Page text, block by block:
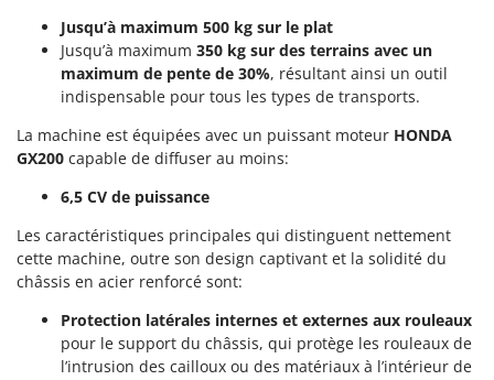
Nettoyeurs et Balais à vapeur
Nettoyeurs haute pression
Nettoyeurs tapis, moquettes et tapisseries
P
Peignes vibreurs et Secoueurs à olives
Pelles rétros pour tracteur
Perches Élagueuses
Pétrins à Spirale
Planteuses de pommes de terre pour tracteur
Plateaux de coupe pour tracteur
FINI
Fiorentini
Fiskars
Flymo
Forest Master
Francini
G
G3 Ferrari
Gardena
Garofalo
Jusqu’à maximum 500 kg sur le plat
Jusqu’à maximum 350 kg sur des terrains avec un
maximum de pente de 30%, résultant ainsi un outil
indispensable pour tous les types de transports.
La machine est équipées avec un puissant moteur HONDA
GX200 capable de diffuser au moins:
6,5 CV de puissance
Les caractéristiques principales qui distinguent nettement
cette machine, outre son design captivant et la solidité du
châssis en acier renforcé sont:
Protection latérales internes et externes aux rouleaux
pour le support du châssis, qui protège les rouleaux de
l’intrusion des cailloux ou des matériaux à l’intérieur de